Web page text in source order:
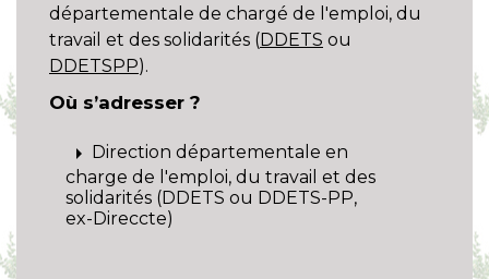
départementale de chargé de l'emploi, du
travail et des solidarités (DDETS ou
DDETSPP).
Où s’adresser ?
arrow_right
Direction départementale en
charge de l'emploi, du travail et des
solidarités (DDETS ou DDETS-PP,
ex-Direccte)